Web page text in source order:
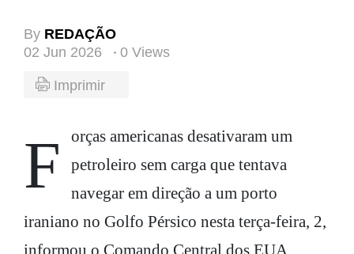
By REDAÇÃO
02 Jun 2026
0 Views
Imprimir
Forças americanas desativaram um
petroleiro sem carga que tentava
navegar em direção a um porto
iraniano no Golfo Pérsico nesta terça-feira, 2,
informou o Comando Central dos EUA